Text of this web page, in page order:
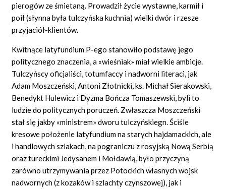
pierogów ze śmietaną. Prowadził życie wystawne, karmił i
poił (słynna była tulczyńska kuchnia) wielki dwór i rzesze
przyjaciół-klientów.
Kwitnące latyfundium P-ego stanowiło podstawę jego
politycznego znaczenia, a «wieśniak» miał wielkie ambicje.
Tulczyńscy oficjaliści, totumfaccy i nadworni literaci, jak
Adam Moszczeński, Antoni Złotnicki, ks. Michał Sierakowski,
Benedykt Hulewicz i Dyzma Bończa Tomaszewski, byli to
ludzie do politycznych poruczeń. Zwłaszcza Moszczeński
stał się jakby «ministrem» dworu tulczyńskiegn. Ściśle
kresowe położenie latyfundium na starych hajdamackich, ale
i handlowych szlakach, na pograniczu z rosyjską Nową Serbią
oraz tureckimi Jedysanem i Mołdawią, było przyczyną
zarówno utrzymywania przez Potockich własnych wojsk
nadwornych (z kozaków i szlachty czynszowej), jak i